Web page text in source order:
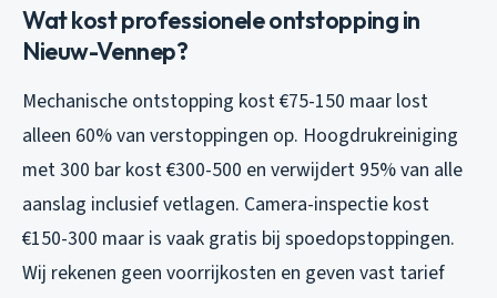
Wat kost professionele ontstopping in
Nieuw-Vennep?
Mechanische ontstopping kost €75-150 maar lost
alleen 60% van verstoppingen op. Hoogdrukreiniging
met 300 bar kost €300-500 en verwijdert 95% van alle
aanslag inclusief vetlagen. Camera-inspectie kost
€150-300 maar is vaak gratis bij spoedopstoppingen.
Wij rekenen geen voorrijkosten en geven vast tarief